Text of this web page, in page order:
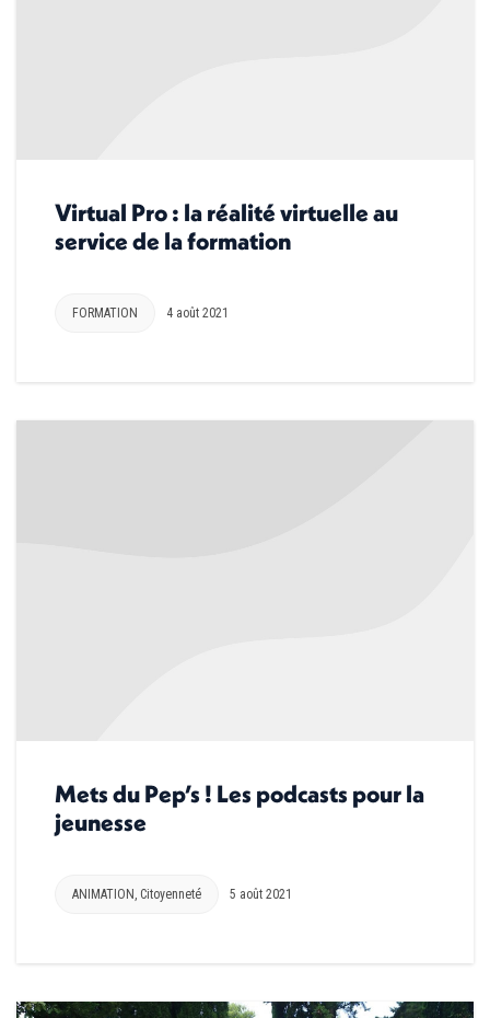
Virtual Pro : la réalité virtuelle au
service de la formation
FORMATION 4 août 2021
Mets du Pep’s ! Les podcasts pour la
jeunesse
ANIMATION Citoyenneté 5 août 2021